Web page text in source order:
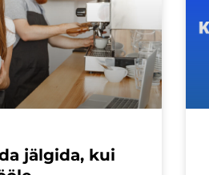
jälgida, kui